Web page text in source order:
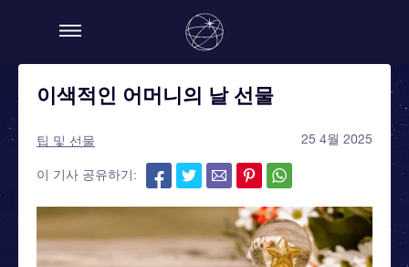
이색적인 어머니의 날 선물
팁 및 선물 25 4월 2025
이 기사 공유하기: